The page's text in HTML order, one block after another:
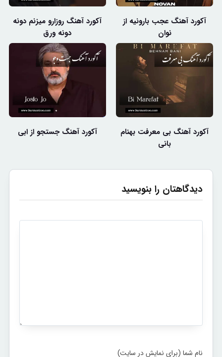
آکورد آهنگ عجب بارونیه از
نوان
آکورد آهنگ روزارو میزنم دونه
دونه ورق
آکورد آهنگ بی معرفت بهنام
بانی
آکورد آهنگ جستجو از ابی
دیدگاهتان را بنویسید